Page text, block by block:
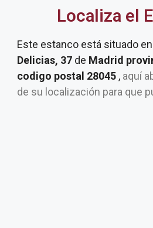
Localiza el
Este estanco está situado en
Delicias, 37 de Madrid
codigo postal 28045 , aquí
de su localización para que